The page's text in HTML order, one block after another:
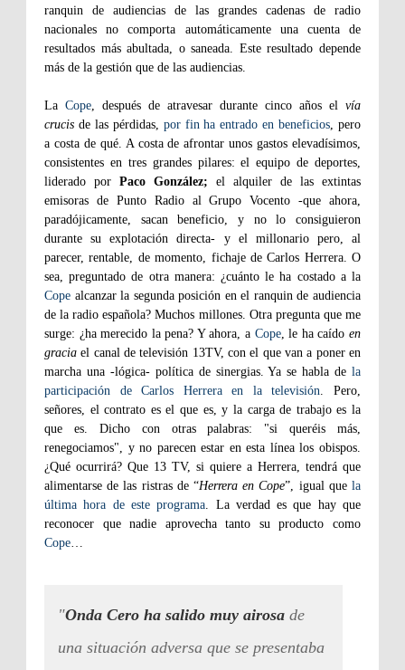
ranquin de audiencias de las grandes cadenas de radio
nacionales no comporta automáticamente una cuenta de
resultados más abultada, o saneada. Este resultado depende
más de la gestión que de las audiencias.
La Cope, después de atravesar durante cinco años el vía
crucis de las pérdidas, por fin ha entrado en beneficios, pero
a costa de qué. A costa de afrontar unos gastos elevadísimos,
consistentes en tres grandes pilares: el equipo de deportes,
liderado por Paco González; el alquiler de las extintas
emisoras de Punto Radio al Grupo Vocento -que ahora,
paradójicamente, sacan beneficio, y no lo consiguieron
durante su explotación directa- y el millonario pero, al
parecer, rentable, de momento, fichaje de Carlos Herrera. O
sea, preguntado de otra manera: ¿cuánto le ha costado a la
Cope alcanzar la segunda posición en el ranquin de audiencia
de la radio española? Muchos millones. Otra pregunta que me
surge: ¿ha merecido la pena? Y ahora, a Cope, le ha caídoen
gracia el canal de televisión 13TV, con el que van a poner en
marcha una -lógica- política de sinergias. Ya se habla de la
participación de Carlos Herrera en la televisión. Pero,
señores, el contrato es el que es, y la carga de trabajo es la
que es. Dicho con otras palabras: "si queréis más,
renegociamos", y no parecen estar en esta línea los obispos.
¿Qué ocurrirá? Que 13 TV, si quiere a Herrera, tendrá que
alimentarse de las ristras de “Herrera en Cope”, igual quela
última hora de este programa. La verdad es que hay que
reconocer que nadie aprovecha tanto su producto como
Cope…
"Onda Cero ha salido muy airosa de
una situación adversa que se presentaba